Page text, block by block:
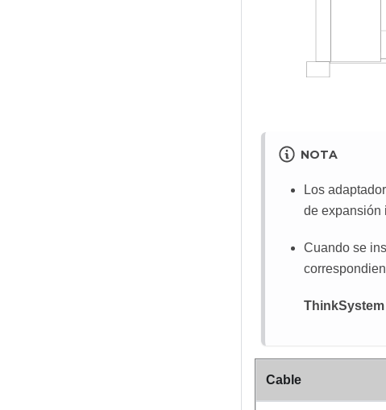
NOTA
Los
de expansión
Cuando se
ThinkSystem
Cable